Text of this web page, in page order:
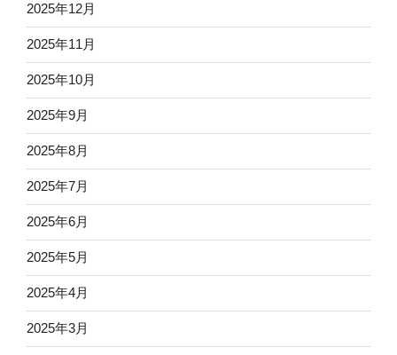
2025年12月
2025年11月
2025年10月
2025年9月
2025年8月
2025年7月
2025年6月
2025年5月
2025年4月
2025年3月